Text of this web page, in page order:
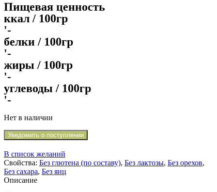
Пищевая ценность
ккал / 100гр
'-
белки / 100гр
'-
жиры / 100гр
'-
углеводы / 100гр
'-
Нет в наличии
Уведомить о поступлении
В список желаний
Свойства: Без глютена (по составу), Без лактозы, Без орехов,
Без сахара, Без яиц
Описание